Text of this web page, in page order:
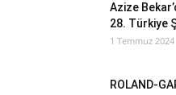
Azize
28. Türkiye
1 Temmuz 2024
ROLAND-